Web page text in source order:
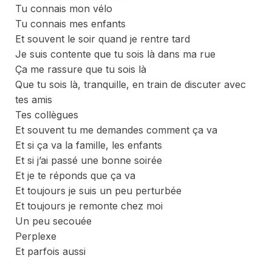
Tu connais mon vélo
Tu connais mes enfants
Et souvent le soir quand je rentre tard
Je suis contente que tu sois là dans ma rue
Ça me rassure que tu sois là
Que tu sois là, tranquille, en train de discuter avec
tes amis
Tes collègues
Et souvent tu me demandes comment ça va
Et si ça va la famille, les enfants
Et si j’ai passé une bonne soirée
Et je te réponds que ça va
Et toujours je suis un peu perturbée
Et toujours je remonte chez moi
Un peu secouée
Perplexe
Et parfois aussi